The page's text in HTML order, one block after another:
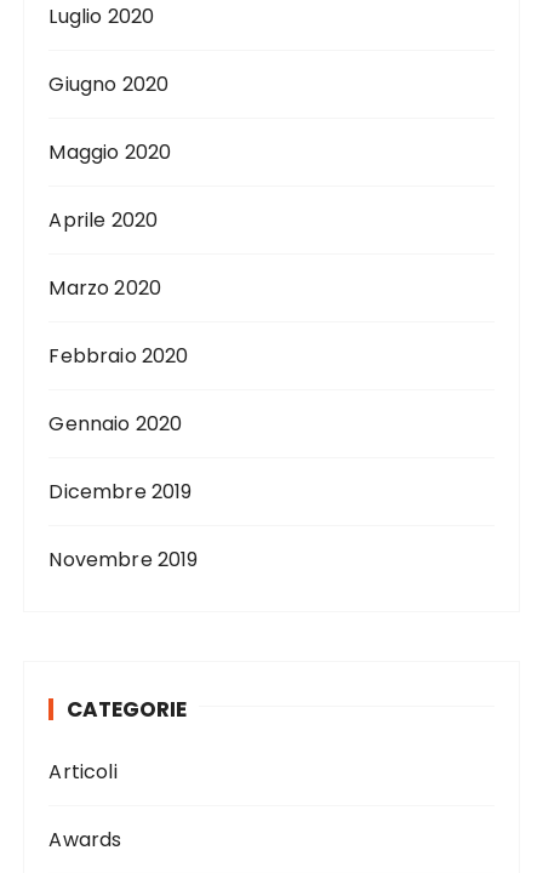
Luglio 2020
Giugno 2020
Maggio 2020
Aprile 2020
Marzo 2020
Febbraio 2020
Gennaio 2020
Dicembre 2019
Novembre 2019
CATEGORIE
Articoli
Awards